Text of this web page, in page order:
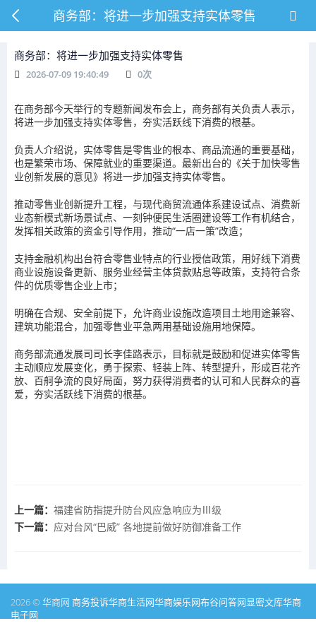
商务部：将进一步加强支持实体零售
商务部：将进一步加强支持实体零售
2026-07-09 19:40:49 0次
在商务部今天举行的专题新闻发布会上，商务部有关负责人表示，
将进一步加强支持实体零售，夯实活跃线下消费的根基。
负责人介绍说，实体零售是零售业的根本、商品流通的重要基础，
也是繁荣市场、保障就业的重要渠道。最新出台的《关于加快零售
业创新发展的意见》将进一步加强支持实体零售。
推动零售业创新提升工程，与现代商贸流通体系建设试点、消费新
业态新模式新场景试点、一刻钟便民生活圈建设等工作有机结合，
发挥相关政策的资金引导作用，推动“一店一策”改造；
支持金融机构出台符合零售业特点的行业授信政策，用好线下消费
商业设施设备更新、服务业经营主体贷款贴息等政策，支持符合条
件的优质零售企业上市；
明确在合规、安全前提下，允许商业设施改造项目土地用途兼容、
建筑功能混合，加强零售业平急两用基础设施用地保障。
商务部流通发展司司长李佳路表示，目标就是鼓励和促进实体零售
主动顺应发展变化，勇于探索、轻装上阵、转型提升，形成百花齐
放、百舸争流的良好局面，努力获得消费者的认可和人民群众的喜
爱，夯实活跃线下消费的根基。
上一篇： 福建省防指提升防台风应急响应为Ⅲ级
下一篇： 应对台风“巴威” 各地提前做好防御准备工作
2026 © 华商网 商务投诉华商生活网华商娱乐网布谷问答网显密文库华商
电子网